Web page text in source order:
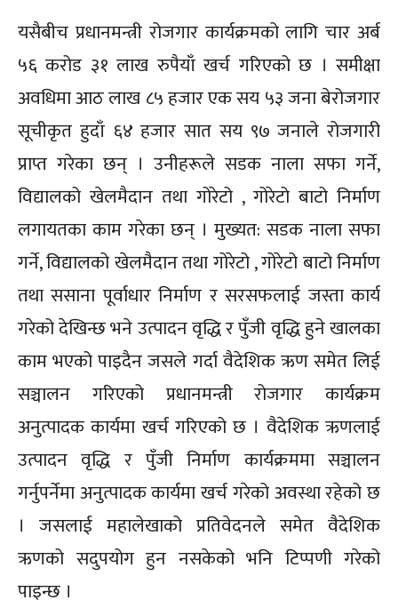
यसैबीच प्रधानमन्त्री रोजगार कार्यक्रमको लागि चार अर्ब
५६ करोड ३१ लाख रुपैयाँ खर्च गरिएको छ । समीक्षा
अवधिमा आठ लाख ८५ हजार एक सय ५३ जना बेरोजगार
सूचीकृत हुदाँ ६४ हजार सात सय ९७ जनाले रोजगारी
प्राप्त गरेका छन् । उनीहरूले सडक नाला सफा गर्ने,
विद्यालको खेलमैदान तथा गोरेटो , गोरेटो बाटो निर्माण
लगायतका काम गरेका छन् । मुख्यत: सडक नाला सफा
गर्ने, विद्यालको खेलमैदान तथा गोरेटो , गोरेटो बाटो निर्माण
तथा ससाना पूर्वाधार निर्माण र सरसफलाई जस्ता कार्य
गरेको देखिन्छ भने उत्पादन वृद्धि र पुँजी वृद्धि हुने खालका
काम भएको पाइदैन जसले गर्दा वैदेशिक ऋण समेत लिई
सञ्चालन गरिएको प्रधानमन्त्री रोजगार कार्यक्रम
अनुत्पादक कार्यमा खर्च गरिएको छ । वैदेशिक ऋणलाई
उत्पादन वृद्धि र पुँजी निर्माण कार्यक्रममा सञ्चालन
गर्नुपर्नेमा अनुत्पादक कार्यमा खर्च गरेको अवस्था रहेको छ
। जसलाई महालेखाको प्रतिवेदनले समेत वैदेशिक
ऋणको सदुपयोग हुन नसकेको भनि टिप्पणी गरेको
पाइन्छ ।